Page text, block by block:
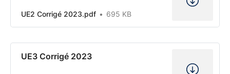
UE2 Corrigé 2023.pdf 695 KB
UE3 Corrigé 2023